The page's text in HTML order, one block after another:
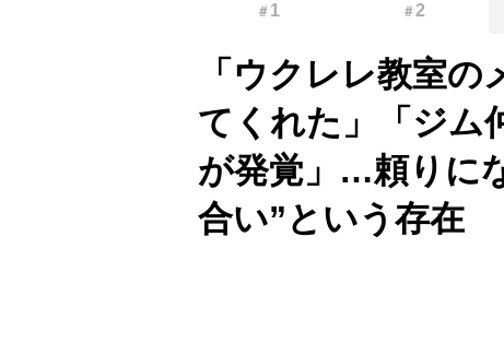
＃ 1 ＃2
「ウクレレ教室
てくれた」「ジム
が発覚」…頼りに
合い”という存在